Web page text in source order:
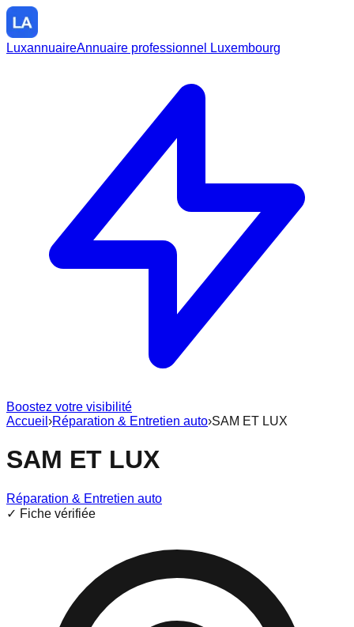
LuxannuaireAnnuaire professionnel Luxembourg
Boostez votre visibilité
Accueil ›Réparation & Entretien auto›SAM ET LUX
SAM ET LUX
Réparation & Entretien auto
✓ Fiche vérifiée